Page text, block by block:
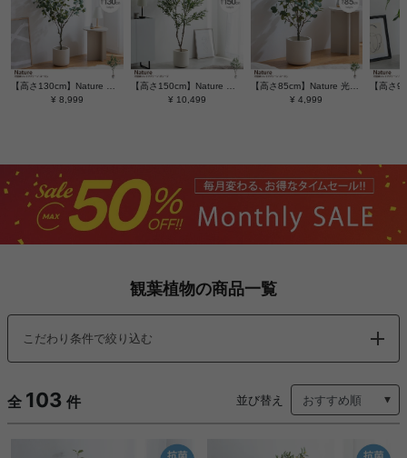
¥ 8,999
¥ 10,499
【高さ85cm】Nature 光触媒人工観葉植物 ユーカリ
¥ 4,999
観葉植物の商品一覧
こだわり条件で絞り込む
全 103 件 並び替え